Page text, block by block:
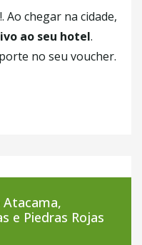
Ao chegar na cidade,
ao seu hotel.
no seu voucher.
é diferente de tudo já
sera livre
do seu jeito.
Atacama,
e Piedras Rojas